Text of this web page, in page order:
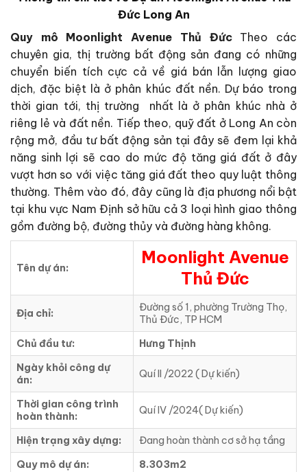
Đức Long An
Quy mô Moonlight Avenue Thủ ĐứcTheo các
chuyên gia, thị trường bất động sản đang có những
chuyển biến tích cực cả về giá bán lẫn lượng giao
dịch, đặc biệt là ở phân khúc đất nền. Dự báo trong
thời gian tới, thị trường nhất là ở phân khúc nhà ở
riêng lẻ và đất nền. Tiếp theo, quỹ đất ở Long An còn
rộng mở, đầu tư bất động sản tại đây sẽ đem lại khả
năng sinh lợi sẽ cao do mức độ tăng giá đất ở đây
vượt hơn so với việc tăng giá đất theo quy luật thông
thường. Thêm vào đó, đây cũng là địa phương nổi bật
tại khu vực Nam Định sở hữu cả 3 loại hình giao thông
gồm đường bộ, đường thủy và đường hàng không.
Tên dự án:
Moonlight Avenue
Thủ Đức
Địa chỉ:
Đường số 1, phường Trường Thọ,
Thủ Đức, TP HCM
Chủ đầu tư:
Hưng Thịnh
Ngày khỏi công dự
án:
Quí II /2022 ( Dự kiến)
Thời gian công trình
hoàn thành:
Quí IV /2024( Dự kiến)
Hiện trạng xây dựng:
Đang hoàn thành cơ sở hạ tầng
Quy mô dự án:
8.303m2